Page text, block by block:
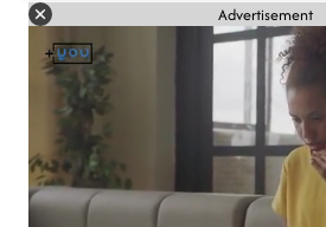
Advertisement